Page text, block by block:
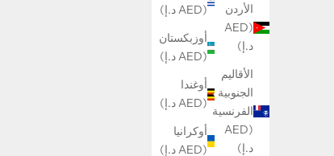
الأردن
(AED
د.إ)
الأقاليم
الجنوبية
الفرنسية
(AED
د.إ)
(AED د.إ)
أوزبكستان
(AED د.إ)
أوغندا
(AED د.إ)
أوكرانيا
(AED د.إ)